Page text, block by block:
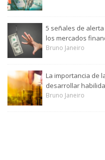
5 señales de
los mercados
Bruno Janeiro
La importancia de
desarrollar
Bruno Janeiro